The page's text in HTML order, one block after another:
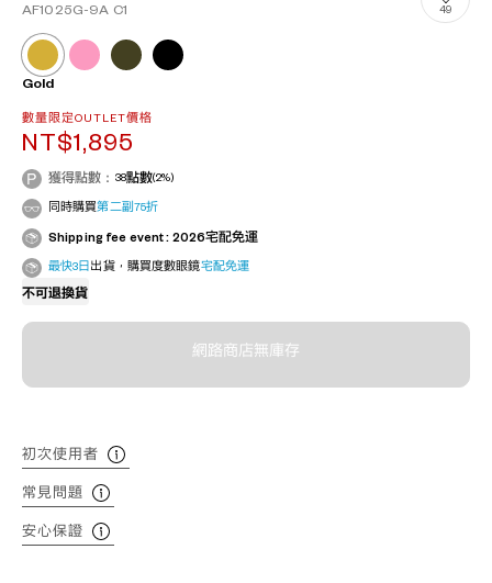
AF1025G-9A C1 49
Gold
數量限定OUTLET價格
NT$1,895
獲得點數： 38點數(2%)
同時購買第二副75折
Shipping fee event : 2026宅配免運
最快3日 出貨，購買度數眼鏡宅配免運
不可退換貨
網路商店無庫存
初次使用者
常見問題
安心保證